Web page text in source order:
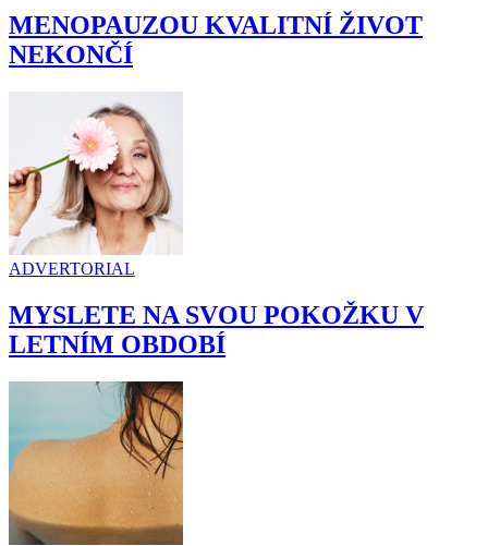
MENOPAUZOU KVALITNÍ ŽIVOT
NEKONČÍ
ADVERTORIAL
MYSLETE NA SVOU POKOŽKU V
LETNÍM OBDOBÍ